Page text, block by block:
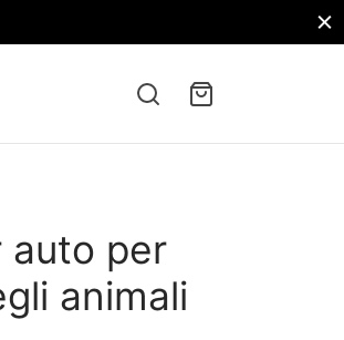
auto per
animali